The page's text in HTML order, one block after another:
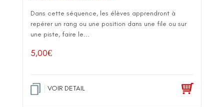
Dans cette séquence, les élèves apprendront à
repérer un rang ou une position dans une file ou sur
une piste, faire le...
5,00€
VOIR DETAIL